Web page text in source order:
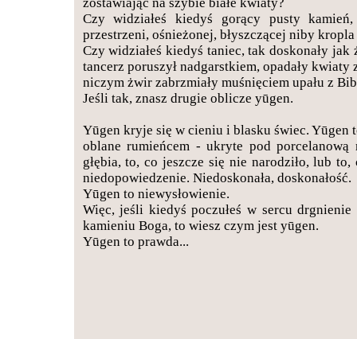
Czy widziałeś kiedyś gorący pusty
przestrzeni, ośnieżonej, błyszczącej niby kropla
Czy widziałeś kiedyś taniec, tak doskonały
tancerz poruszył nadgarstkiem, opadały kwiaty
niczym żwir zabrzmiały muśnięciem upału z
Jeśli tak, znasz drugie oblicze yūgen.
Yūgen kryje się w cieniu i blasku świec. Yūgen
oblane rumieńcem - ukryte pod porcelanową
głębia, to, co jeszcze się nie narodziło, lub
niedopowiedzenie. Niedoskonała, doskonałość.
Yūgen to niewysłowienie.
Więc, jeśli kiedyś poczułeś w sercu
kamieniu Boga, to wiesz czym jest yūgen.
Yūgen to prawda...